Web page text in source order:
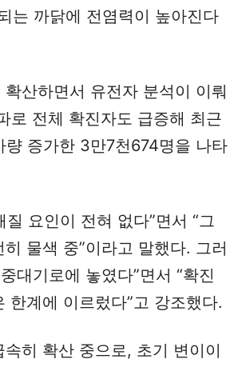
는 까닭에 전염력이 높아진다
산하면서 유전자 분석이 이뤄
로 전체 확진자도 급증해 최근
증가한 3만7천674명을 나타
요인이 전혀 없다”면서 “그
물색 중”이라고 말했다. 그러
대기로에 놓였다”면서 “확진
계에 이르렀다”고 강조했다.
히 확산 중으로, 초기 변이이